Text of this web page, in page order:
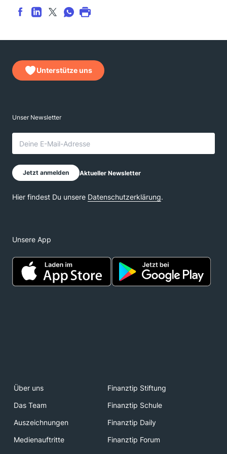
Unterstütze uns
Unsere App
Über uns
Finanztip Stiftung
Das Team
Finanztip Schule
Auszeichnungen
Finanztip Daily
Medienauftritte
Finanztip Forum